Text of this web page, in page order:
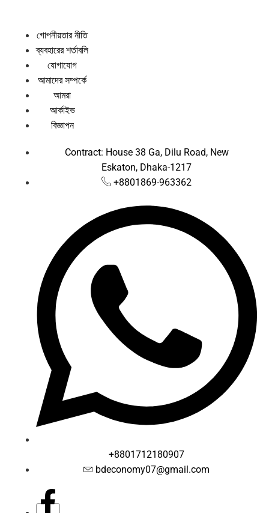
গোপনীয়তার নীতি
ব্যবহারের শর্তাবলি
যোগাযোগ
আমাদের সম্পর্কে
আমরা
আর্কাইভ
বিজ্ঞাপন
Contract: House 38 Ga, Dilu Road, New
Eskaton, Dhaka-1217
+8801869-963362
+8801712180907
bdeconomy07@gmail.com